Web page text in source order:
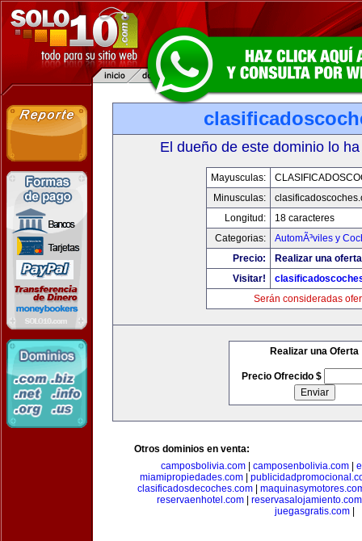
El dueño de este dominio lo
Mayusculas:
Minusculas:
Longitud:
18 caracteres
Categorias:
AutomÃ³viles y
Precio:
Realizar una
Visitar!
Serán consideradas
Realizar una Oferta
Precio Ofrecido $
Otros dominios en venta:
camposbolivia.com| camposenbolivia.com|
miamipropiedades.com
clasificadosdecoches.com
reservaenhotel.com| reservasalojamiento.com
juegasgratis.com|